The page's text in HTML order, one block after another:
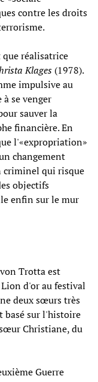
contre les droits
réalisatrice
Klages (1978).
impulsive au
se venger
sauver la
financière. En
l'«expropriation»
changement
criminel qui risque
objectifs
enfin sur le mur
Trotta est
d'or au festival
deux sœurs très
basé sur l'histoire
Christiane, du
Guerre